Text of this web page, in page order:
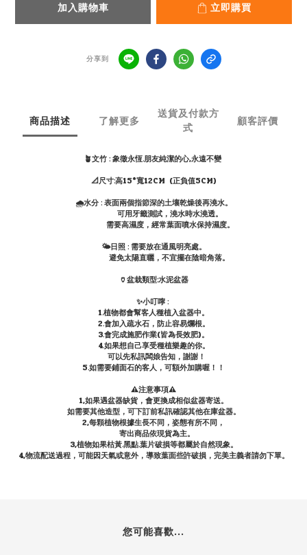
加入購物車 立即購買
分享到
商品描述 了解更多
送貨及付款方
式
顧客評價
🪴文竹 : 象徵永恆.朋友純潔的心,永遠不變
📐尺寸:高15*寬12CM (正負值5CM)
🌧水分 : 表面兩個指節深的土壤乾燥後再澆水。
可用牙籤測試，澆水時水澆透。
需要高濕度，經常葉面噴水保持濕度。
🌤日照 : 需要放在通風明亮處。
避免太陽直曬，不宜擺在陰暗角落。
🏺盆栽類型:水泥盆器
✨小叮嚀 :
1.植物都會幫客人種植入盆器中。
2.會加入疏水石，防止容易爛根。
3.會完成施肥作業(皆為長效肥)。
4.如果想自己享受種植樂趣的你。
可以先私訊闆娘告知，謝謝！
5.如需要鋪面石的客人，可額外加購喔！！
⚠️注意事項⚠️
1,如果遇盆器缺貨，會更換成相似盆器寄送。
如需要其他造型，可下訂前私訊確認其他在庫盆器。
2,每顆植物根據生長不同，姿態有所不同，
寄出商品依現貨為主。
3,植物如果枯黃.黑點.葉片破損等都屬於自然現象。
4,物流配送過程，可能因天氣或意外，導致葉面些許破損，完美主義者請勿下單。
您可能喜歡...